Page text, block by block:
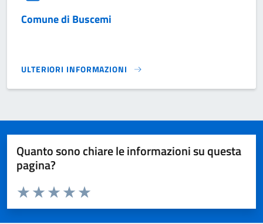
Comune di Buscemi
ULTERIORI INFORMAZIONI
COMUNE DI BUSCEMI}
Quanto sono chiare le informazioni su questa
pagina?
Domanda
Valuta da 1 a 5 stelle la pagina
Valuta 5 stelle su 5
Valuta 4 stelle su 5
Valuta 3 stelle su 5
Valuta 2 stelle su 5
Valuta 1 stelle su 5